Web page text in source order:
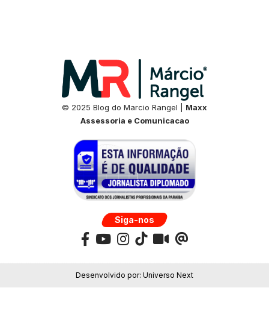
© 2025 Blog do Marcio Rangel | Maxx
Assessoria e Comunicacao
Siga-nos
Desenvolvido por: Universo Next